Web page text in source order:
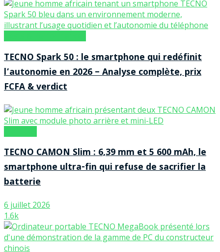
TECNO Spark 50 : le smartphone qui redéfinit
l’autonomie en 2026 – Analyse complète, prix
FCFA & verdict
TECNO CAMON Slim : 6,39 mm et 5 600 mAh, le
smartphone ultra-fin qui refuse de sacrifier la
batterie
6 juillet 2026
1.6k